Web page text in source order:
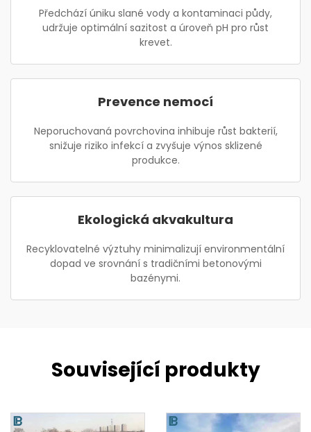
Předchází úniku slané vody a kontaminaci půdy,
udržuje optimální sazitost a úroveň pH pro růst
krevet.
Prevence nemocí
Neporuchovaná povrchovina inhibuje růst bakterií,
snižuje riziko infekcí a zvyšuje výnos sklizené
produkce.
Ekologická akvakultura
Recyklovatelné výztuhy minimalizují environmentální
dopad ve srovnání s tradičními betonovými
bazénymi.
Související produkty